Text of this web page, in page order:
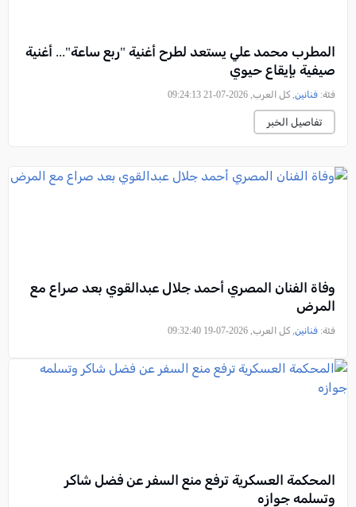
المطرب محمد علي يستعد لطرح أغنية "ربع ساعة"... أغنية
صيفية بإيقاع حيوي
فئة: فنانين, كل العرب, 2026-07-21 09:24:13
تفاصيل الخبر
وفاة الفنان المصري أحمد جلال عبدالقوي بعد صراع مع
المرض
فئة: فنانين, كل العرب, 2026-07-19 09:32:40
المحكمة العسكرية ترفع منع السفر عن فضل شاكر
وتسلمه جوازه